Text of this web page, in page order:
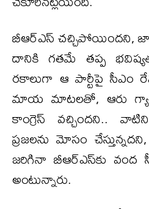
బీఆర్ఎస్ చచ్చిపోయిందని,
దానికి గతమే తప్ప
రకాలుగా ఆ పార్టీపై సీఎం
మాయ మాటలతో, ఆరు
కాంగ్రెస్ వచ్చిందని..
ప్రజలను మోసం చేస్తున్నదని,
జరిగినా బీఆర్ఎస్‌కు
అంటున్నారు.